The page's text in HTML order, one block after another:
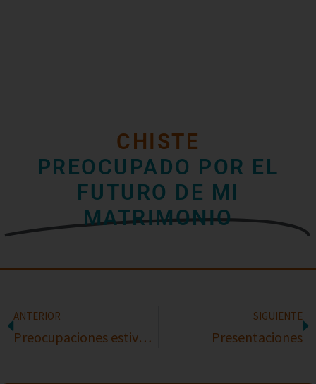
CHISTE
PREOCUPADO POR EL
FUTURO DE MI
MATRIMONIO
ANTERIOR
Preocupaciones estivales
SIGUIENTE
Presentaciones